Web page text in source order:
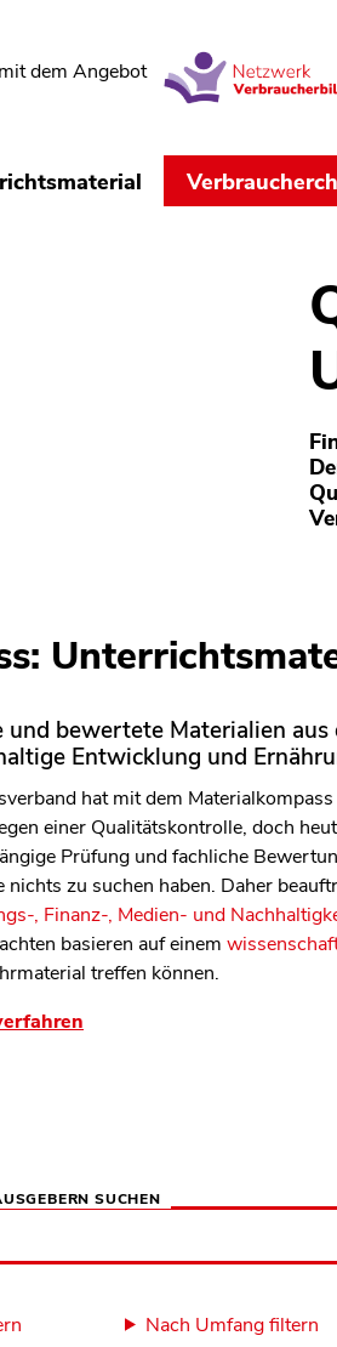
mit dem Angebot
Bereich des Inhaltes springen
bewertete Materialien
Entwicklung und
hat mit dem
einer Qualitätskontrolle, doch
Prüfung und fachliche
nichts zu suchen haben. Daher
, Finanz-, Medien- und
basieren auf einem
treffen können.
SUCHEN
Nach Umfang filtern